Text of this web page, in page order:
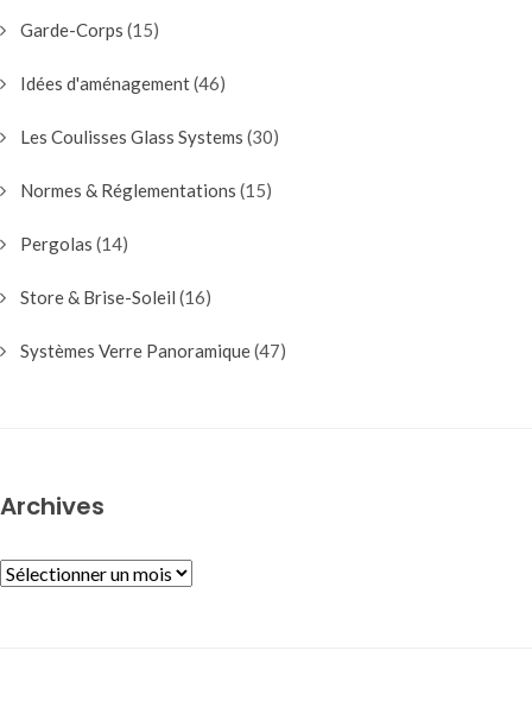
Garde-Corps (15)
Idées d'aménagement(46)
Les Coulisses Glass Systems (30)
Normes & Réglementations (15)
Pergolas (14)
Store & Brise-Soleil (16)
Systèmes Verre Panoramique(47)
Archives
ARCHIVES